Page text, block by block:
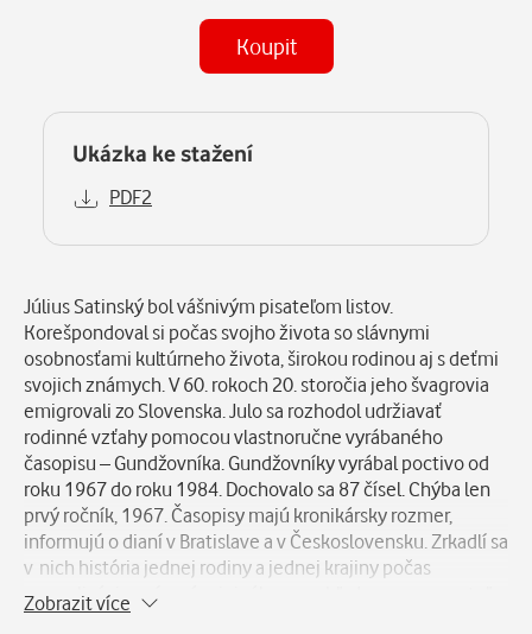
Koupit
Ukázka ke stažení
PDF2
Popis
Július Satinský bol vášnivým pisateľom listov.
Korešpondoval si počas svojho života so slávnymi
osobnosťami kultúrneho života, širokou rodinou aj s deťmi
svojich známych. V 60. rokoch 20. storočia jeho švagrovia
emigrovali zo Slovenska. Julo sa rozhodol udržiavať
rodinné vzťahy pomocou vlastnoručne vyrábaného
časopisu – Gundžovníka. Gundžovníky vyrábal poctivo od
roku 1967 do roku 1984. Dochovalo sa 87 čísel. Chýba len
prvý ročník, 1967. Časopisy majú kronikársky rozmer,
informujú o dianí v Bratislave a v Československu. Zrkadlí sa
v nich história jednej rodiny a jednej krajiny počas
normalizácie opísaná originálnym pohľadom pozorovateľa
z Dunajskej ulice, kde sa aj v týchto časoch zachoval
Zobrazit více